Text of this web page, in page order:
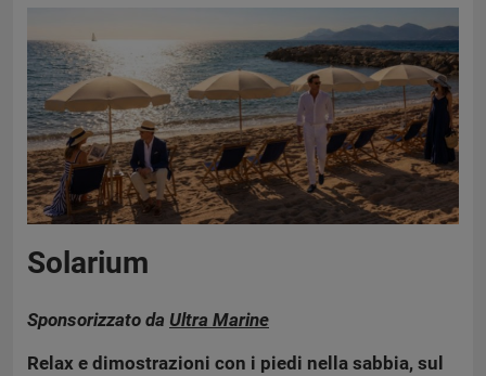
Solarium
Sponsorizzato da Ultra Marine
Relax e dimostrazioni con i piedi nella sabbia, sul